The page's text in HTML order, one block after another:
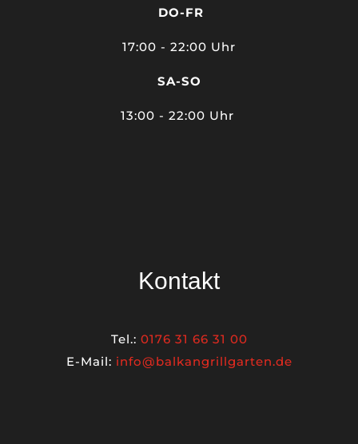
DO-FR
17:00 - 22:00 Uhr
SA-SO
13:00 - 22:00 Uhr
Kontakt
Tel.: 0176 31 66 31 00
E-Mail: info@balkangrillgarten.de